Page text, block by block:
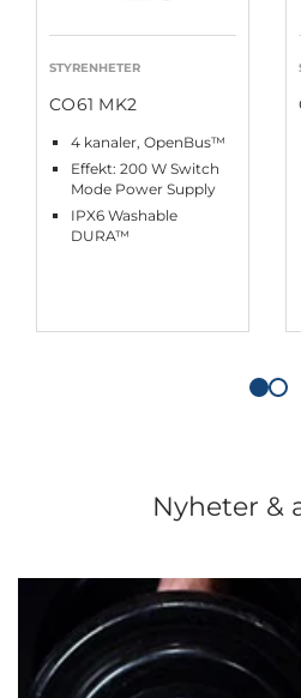
STYRENHETER
CO61 MK2
4 kanaler, OpenBus™
Effekt: 200 W Switch
Mode Power Supply
IPX6 Washable
DURA™
Nyheter &